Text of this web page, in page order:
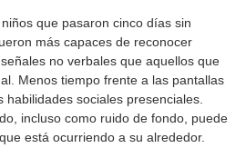
que pasaron cinco días sin
más capaces de reconocer
no verbales que aquellos que
Menos tiempo frente a las pantallas
sociales presenciales.
incluso como ruido de fondo, puede
está ocurriendo a su alrededor.